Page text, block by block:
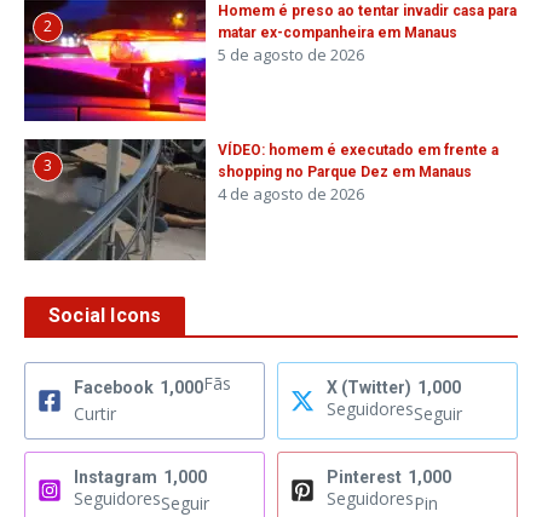
2
Homem é preso ao tentar invadir casa para
matar ex-companheira em Manaus
5 de agosto de 2026
3
VÍDEO: homem é executado em frente a
shopping no Parque Dez em Manaus
4 de agosto de 2026
Social Icons
Facebook 1,000Fãs
Curtir
X (Twitter) 1,000
SeguidoresSeguir
Instagram 1,000
SeguidoresSeguir
Pinterest 1,000
SeguidoresPin